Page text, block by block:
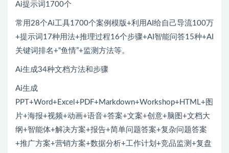
Ai提示词1700个
常用28个Ai工具1700个案例模版+利用AI给自己导流100万
+提示词17种用法+推理过程16个步骤+AI智能问答15种+AI
关键词排名+“鱼情”+监测方法等。
Ai生成34种文档方法和步骤
Ai生成
PPT+Word+Excel+PDF+Markdown+Workshop+HTML+图
片+海报+视频+动画+语音+答案+文案+创意+脑图+文档大
纲+智能体+解决方案+报告+简单问题答案+复杂问题答案
+推广方案+营销方案+数据分析+工作计划+竞品监测+复盘